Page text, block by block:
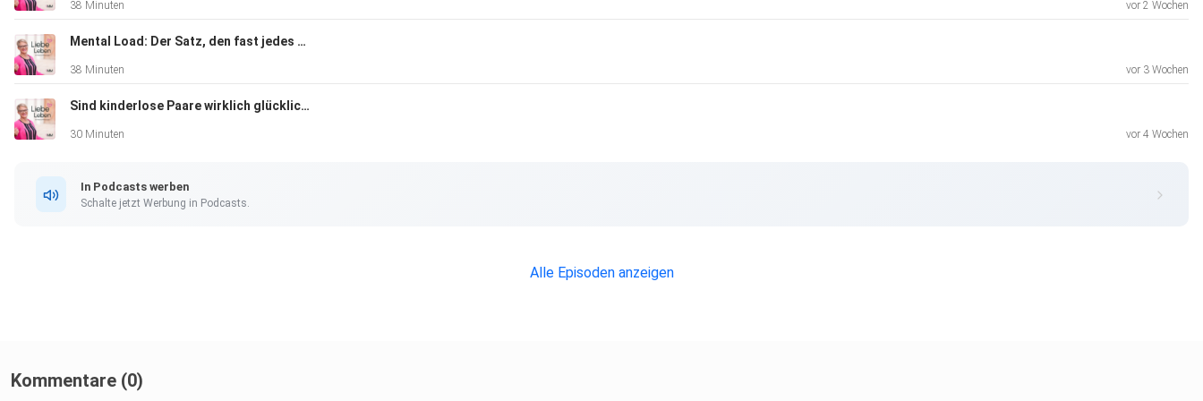
38 Minuten vor 2 Wochen
Mental Load: Der Satz, den fast jedes Paar kennt
38 Minuten vor 3 Wochen
Sind kinderlose Paare wirklich glücklicher? Was Studien sagen...
30 Minuten vor 4 Wochen
In Podcasts werben
Schalte jetzt Werbung in Podcasts.
Alle Episoden anzeigen
Kommentare (0)